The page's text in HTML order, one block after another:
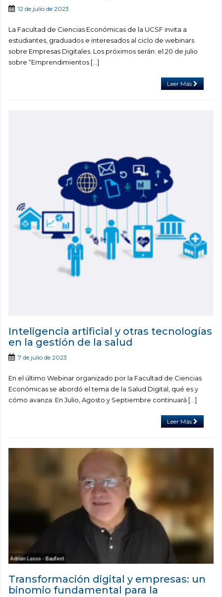
12 de julio de 2023
La Facultad de Ciencias Económicas de la UCSF invita a
estudiantes, graduados e interesados al ciclo de webinars
sobre Empresas Digitales. Los próximos serán: el 20 de julio
sobre “Emprendimientos […]
Leer Más
Inteligencia artificial y otras tecnologías
en la gestión de la salud
7 de julio de 2023
En el último Webinar organizado por la Facultad de Ciencias
Económicas se abordó el tema de la Salud Digital, qué es y
cómo avanza. En Julio, Agosto y Septiembre continuará […]
Leer Más
Transformación digital y empresas: un
binomio fundamental para la